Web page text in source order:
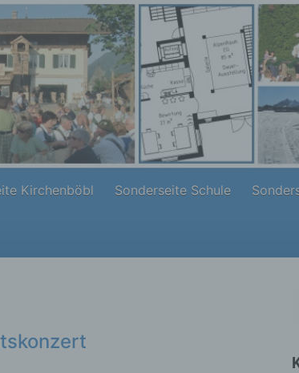
Kirchenböbl Sonderseite Schule